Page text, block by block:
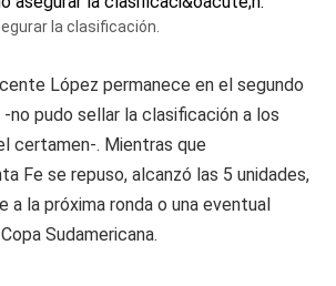
la clasificación.
López permanece en el segundo
no pudo sellar la clasificación a los
certamen-. Mientras que
Fe se repuso, alcanzó las 5 unidades,
a la próxima ronda o una eventual
Sudamericana.